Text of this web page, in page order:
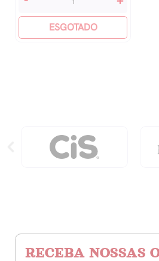
Fusarelli,
ESGOTADO
RECEBA NOSSAS